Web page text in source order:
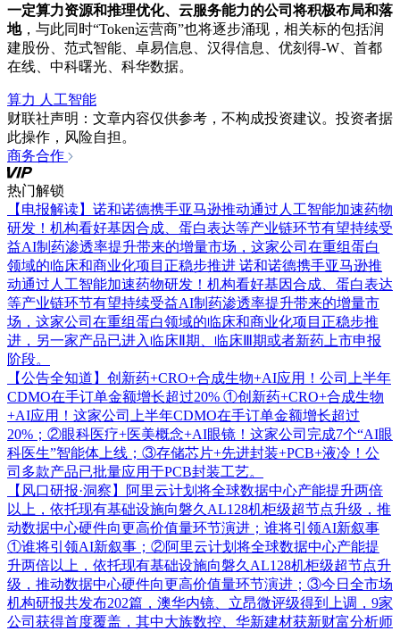
一定算力资源和推理优化、云服务能力的公司将积极布局和落
地，与此同时“Token运营商”也将逐步涌现，相关标的包括润
建股份、范式智能、卓易信息、汉得信息、优刻得-W、首都
在线、中科曙光、科华数据。
算力 人工智能
财联社声明：文章内容仅供参考，不构成投资建议。投资者据
此操作，风险自担。
商务合作
热门解锁
【电报解读】诺和诺德携手亚马逊推动通过人工智能加速药物
研发！机构看好基因合成、蛋白表达等产业链环节有望持续受
益AI制药渗透率提升带来的增量市场，这家公司在重组蛋白
领域的临床和商业化项目正稳步推进 诺和诺德携手亚马逊推
动通过人工智能加速药物研发！机构看好基因合成、蛋白表达
等产业链环节有望持续受益AI制药渗透率提升带来的增量市
场，这家公司在重组蛋白领域的临床和商业化项目正稳步推
进，另一家产品已进入临床Ⅱ期、临床Ⅲ期或者新药上市申报
阶段。
【公告全知道】创新药+CRO+合成生物+AI应用！公司上半年
CDMO在手订单金额增长超过20% ①创新药+CRO+合成生物
+AI应用！这家公司上半年CDMO在手订单金额增长超过
20%；②眼科医疗+医美概念+AI眼镜！这家公司完成7个“AI眼
科医生”智能体上线；③存储芯片+先进封装+PCB+液冷！公
司多款产品已批量应用于PCB封装工艺。
【风口研报·洞察】阿里云计划将全球数据中心产能提升两倍
以上，依托现有基础设施向磐久AL128机柜级超节点升级，推
动数据中心硬件向更高价值量环节演进；谁将引领AI新叙事
①谁将引领AI新叙事；②阿里云计划将全球数据中心产能提
升两倍以上，依托现有基础设施向磐久AL128机柜级超节点升
级，推动数据中心硬件向更高价值量环节演进；③今日全市场
机构研报共发布202篇，澳华内镜、立昂微评级得到上调，9家
公司获得首度覆盖，其中大族数控、华新建材获新财富分析师